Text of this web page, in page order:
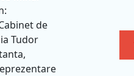
de
Tudor